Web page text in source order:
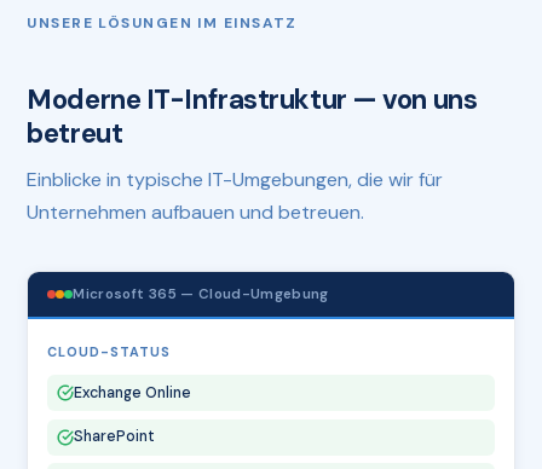
UNSERE LÖSUNGEN IM EINSATZ
Moderne IT-Infrastruktur — von uns
betreut
Einblicke in typische IT-Umgebungen, die wir für
Unternehmen aufbauen und betreuen.
Microsoft 365 — Cloud-Umgebung
CLOUD-STATUS
Exchange Online
SharePoint